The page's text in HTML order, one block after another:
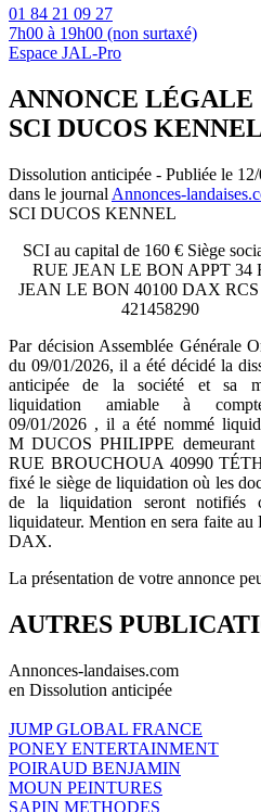
01 84 21 09 27
7h00 à 19h00 (non surtaxé)
Espace JAL-Pro
ANNONCE LÉGALE
SCI DUCOS KENNEL
Dissolution anticipée - Publiée le
dans le journal Annonces-
SCI DUCOS KENNEL
SCI au capital de 160 € Siège
RUE JEAN LE BON APPT 34
JEAN LE BON 40100 DAX
421458290
Par décision Assemblée Générale
du 09/01/2026, il a été décidé la
anticipée de la société et sa
liquidation amiable à
09/01/2026 , il a été nommé
M DUCOS PHILIPPE demeurant
RUE BROUCHOUA 40990
fixé le siège de liquidation où les
de la liquidation seront notifiés
liquidateur. Mention en sera faite au
DAX.
La présentation de votre annonce
AUTRES
Annonces-landaises.com
en Dissolution anticipée
JUMP GLOBAL FRANCE
PONEY ENTERTAINMENT
POIRAUD BENJAMIN
MOUN PEINTURES
SAPIN METHODES